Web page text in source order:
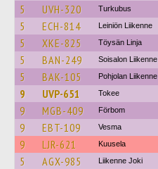
5 UVH-320 Turkubus
5 ECH-814 Leiniön Liikenne
5 XKE-825 Töysän Linja
5 BAN-249 Soisalon Liikenne
5 BAK-105 Pohjolan Liikenne
9 UVP-651 Tokee
9 MGB-409 Förbom
9 EBT-109 Vesma
9 LJR-621 Kuusela
5 AGX-985 Liikenne Joki